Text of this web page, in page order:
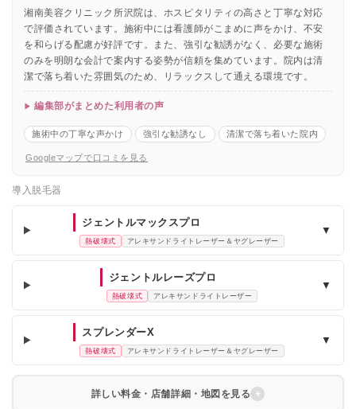
湘南美容クリニック所沢院は、ホスピタリティの高さと丁寧な対応
で評価されています。施術中には看護師がこまめに声をかけ、不安
を和らげる配慮が好評です。また、強引な勧誘がなく、必要な施術
のみを明朗な会計で案内する姿勢が信頼を集めています。院内は清
潔で落ち着いた雰囲気のため、リラックスして通える環境です。
編集部がまとめた利用者の声
施術中の丁寧な声かけ 強引な勧誘なし 清潔で落ち着いた院内
Googleマップで口コミを見る
導入脱毛器
ジェントルマックスプロ
熱破壊式 アレキサンドライトレーザー＆ヤグレーザー
▼
ジェントルレーズプロ
熱破壊式 アレキサンドライトレーザー
▼
スプレンダーX
熱破壊式 アレキサンドライトレーザー＆ヤグレーザー
▼
詳しい料金・店舗詳細・地図を見る